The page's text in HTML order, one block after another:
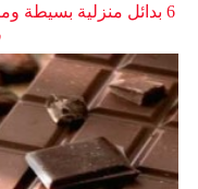
6 بدائل منزلية بسيطة